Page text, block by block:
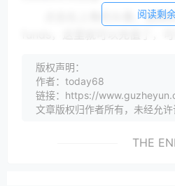
点击右上角的头像，选择
然后点击后面绿色的Add就会
注意cloudcone按小时计费，
更换IP需要2美元。如果想要
元（有效期30天），后台参加
阅读剩
版权声明：
作者：today68
链接：https://
文章版权归作者所有，未经允许
THE